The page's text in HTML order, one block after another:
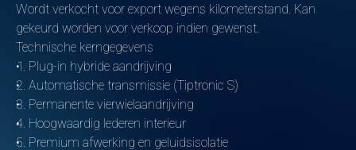
Wordt verkocht voor export wegens kilometerstand. Kan
gekeurd worden voor verkoop indien gewenst.
Technische kerngegevens
Plug-in hybride aandrijving
Automatische transmissie (Tiptronic S)
Permanente vierwielaandrijving
Hoogwaardig lederen interieur
Premium afwerking en geluidsisolatie